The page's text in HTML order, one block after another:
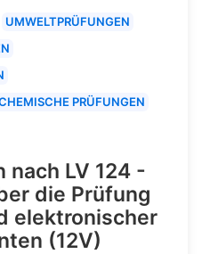
UMWELTPRÜFUNGEN
PRÜFUNGEN
nach LV 124 -
die Prüfung
elektronischer
(12V)